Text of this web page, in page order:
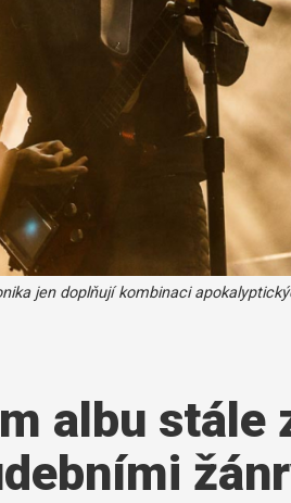
jen doplňují kombinaci
albu stále